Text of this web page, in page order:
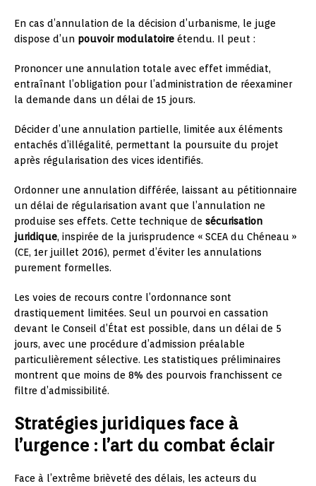
En cas d’annulation de la décision d’urbanisme, le juge
dispose d’un pouvoir modulatoire étendu. Il peut :
Prononcer une annulation totale avec effet immédiat,
entraînant l’obligation pour l’administration de réexaminer
la demande dans un délai de 15 jours.
Décider d’une annulation partielle, limitée aux éléments
entachés d’illégalité, permettant la poursuite du projet
après régularisation des vices identifiés.
Ordonner une annulation différée, laissant au pétitionnaire
un délai de régularisation avant que l’annulation ne
produise ses effets. Cette technique de sécurisation
juridique, inspirée de la jurisprudence « SCEA du Chéneau »
(CE, 1er juillet 2016), permet d’éviter les annulations
purement formelles.
Les voies de recours contre l’ordonnance sont
drastiquement limitées. Seul un pourvoi en cassation
devant le Conseil d’État est possible, dans un délai de 5
jours, avec une procédure d’admission préalable
particulièrement sélective. Les statistiques préliminaires
montrent que moins de 8% des pourvois franchissent ce
filtre d’admissibilité.
Stratégies juridiques face à
l’urgence : l’art du combat éclair
Face à l’extrême brièveté des délais, les acteurs du